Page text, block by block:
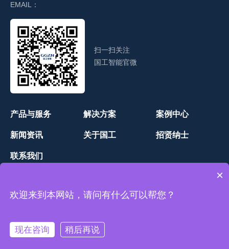
EMAIL：
扫一扫关注
国工智能官微
产品与服务 解决方案 案例中心
新闻资讯 关于国工 招贤纳士
联系我们
网站地图-Copyright © 国工智能 版权所有鲁ICP备18026656-1
×
欢迎来到本网站，请问有什么可以帮您？
现在咨询
稍后再说
在线咨询